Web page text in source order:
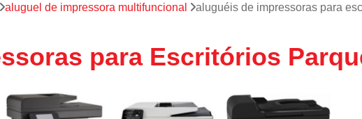
aluguel de impressora multifuncional aluguéis de impressoras para
para Escritórios